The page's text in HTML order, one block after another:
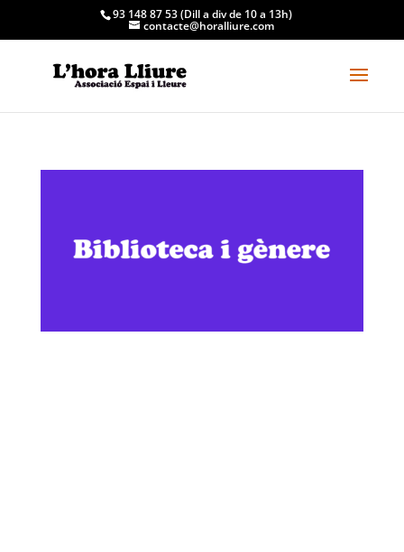
93 148 87 53 (Dill a div de 10 a 13h)
contacte@horalliure.com